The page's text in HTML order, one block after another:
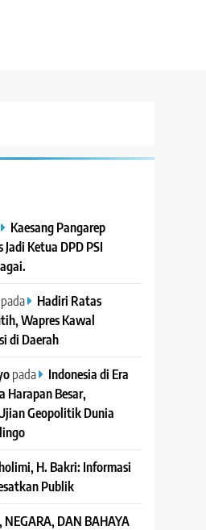
Kaesang Pangarep
Ketua DPD PSI
pada
Hadiri Ratas
Wapres Kawal
di Daerah
pada
Indonesia di Era
Harapan Besar,
Geopolitik Dunia
H. Bakri: Informasi
Publik
DAN BAHAYA